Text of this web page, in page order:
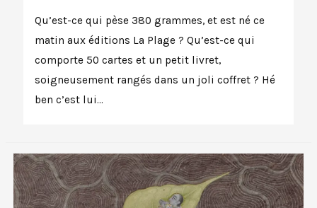
Qu’est-ce qui pèse 380 grammes, et est né ce
matin aux éditions La Plage ? Qu’est-ce qui
comporte 50 cartes et un petit livret,
soigneusement rangés dans un joli coffret ? Hé
ben c’est lui…